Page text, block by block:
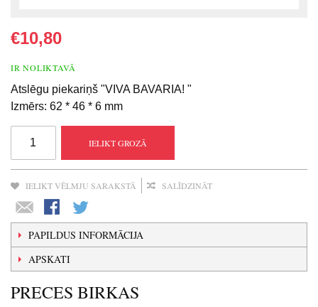
€10,80
IR NOLIKTAVĀ
Atslēgu piekariņš "VIVA BAVARIA! "
Izmērs: 62 * 46 * 6 mm
IELIKT GROZĀ
IELIKT VĒLMJU SARAKSTĀ SALĪDZINĀT
PAPILDUS INFORMĀCIJA
APSKATI
PRECES BIRKAS